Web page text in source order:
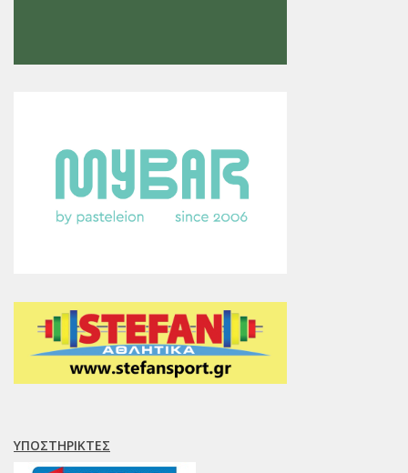
ΥΠΟΣΤΗΡΙΚΤΈΣ